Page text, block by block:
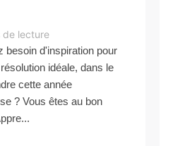
de lecture
besoin d'inspiration pour
idéale, dans le
cette année
? Vous êtes au bon